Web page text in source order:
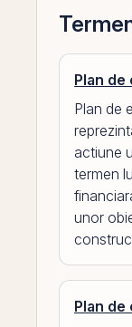
Plan
Plan de
actiune
termen
unor
Plan